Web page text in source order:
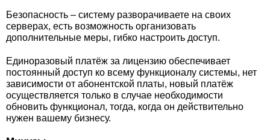
Безопасность – систему разворачиваете на своих
серверах, есть возможность организовать
дополнительные меры, гибко настроить доступ.
Единоразовый платёж за лицензию обеспечивает
постоянный доступ ко всему функционалу системы, нет
зависимости от абонентской платы, новый платёж
осуществляется только в случае необходимости
обновить функционал, тогда, когда он действительно
нужен вашему бизнесу.